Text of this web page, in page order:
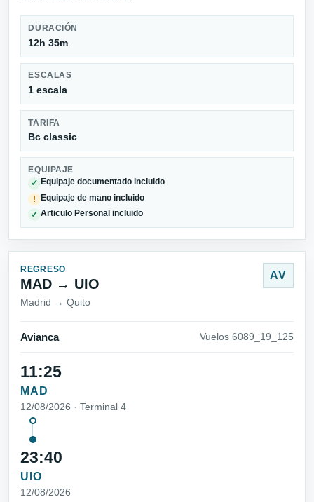
DURACIÓN
12h 35m
ESCALAS
1 escala
TARIFA
Bc classic
EQUIPAJE
✓ Equipaje documentado incluido
! Equipaje de mano incluido
✓ Articulo Personal incluido
REGRESO
MAD → UIO
Madrid → Quito
AV
Avianca Vuelos 6089_19_125
11:25
MAD
12/08/2026 · Terminal 4
23:40
UIO
12/08/2026